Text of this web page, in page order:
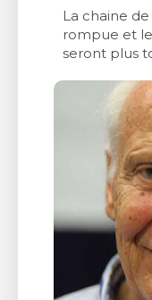
La chaine
rompue et
seront plus